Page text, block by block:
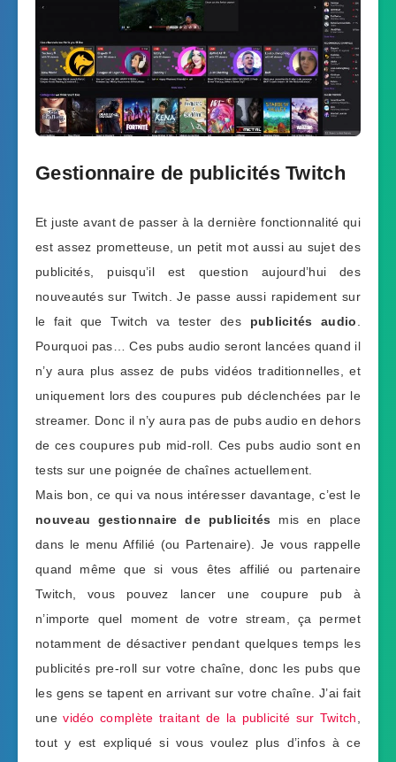
Gestionnaire de publicités Twitch
Et juste avant de passer à la dernière fonctionnalité qui
est assez prometteuse, un petit mot aussi au sujet des
publicités, puisqu’il est question aujourd’hui des
nouveautés sur Twitch. Je passe aussi rapidement sur
le fait que Twitch va tester des publicités audio
Pourquoi pas… Ces pubs audio seront lancées quand il
n’y aura plus assez de pubs vidéos traditionnelles, et
uniquement lors des coupures pub déclenchées par le
streamer. Donc il n’y aura pas de pubs audio en dehors
de ces coupures pub mid-roll. Ces pubs audio sont en
tests sur une poignée de chaînes actuellement.
Mais bon, ce qui va nous intéresser davantage, c’est le
nouveau gestionnaire de publicités
mis en place
dans le menu Affilié (ou Partenaire). Je vous rappelle
quand même que si vous êtes affilié ou partenaire
Twitch, vous pouvez lancer une coupure pub à
n’importe quel moment de votre stream, ça permet
notamment de désactiver pendant quelques temps les
publicités pre-roll sur votre chaîne, donc les pubs que
les gens se tapent en arrivant sur votre chaîne. J’ai fait
unevidéo complète traitant de la publicité sur Twitch
tout y est expliqué si vous voulez plus d’infos à ce